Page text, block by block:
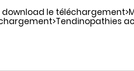
download le